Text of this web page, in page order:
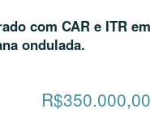
com CAR e ITR em
ondulada.
R$350.000,00